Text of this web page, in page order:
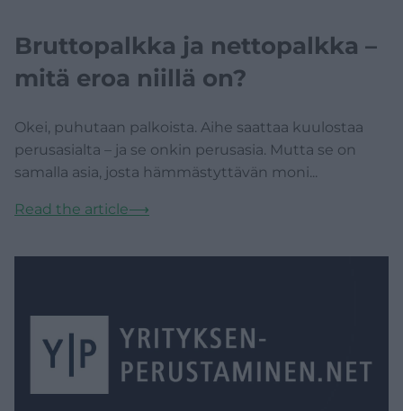
Bruttopalkka ja nettopalkka –
mitä eroa niillä on?
Okei, puhutaan palkoista. Aihe saattaa kuulostaa
perusasialta – ja se onkin perusasia. Mutta se on
samalla asia, josta hämmästyttävän moni...
Read the article⟶